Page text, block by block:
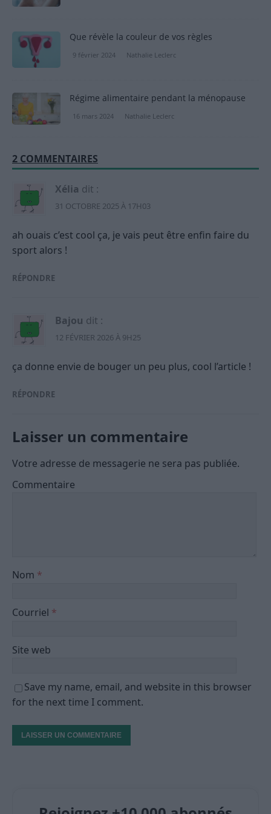
Que révèle la couleur de vos règles
9 février 2024 Nathalie Leclerc
Régime alimentaire pendant la ménopause
16 mars 2024 Nathalie Leclerc
2 COMMENTAIRES
Xélia dit :
31 OCTOBRE 2025 À 17H03
ah ouais c’est cool ça, je vais peut être enfin faire du
sport alors !
RÉPONDRE
Bajou dit :
12 FÉVRIER 2026 À 9H25
ça donne envie de bouger un peu plus, cool l’article !
RÉPONDRE
Laisser un commentaire
Votre adresse de messagerie ne sera pas publiée.
Commentaire
Nom *
Courriel *
Site web
Save my name, email, and website in this browser
for the next time I comment.